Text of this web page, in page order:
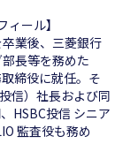
ィール】
業後、三菱銀行
長等を務めた
締役に就任。そ
信）社長および同
HSBC投信 シニア
監査役も務め